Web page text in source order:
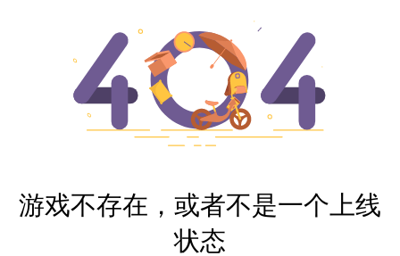
游戏不存在，或者不是一个上线
状态